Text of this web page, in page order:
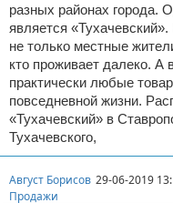
разных районах города.
является
не только местные
кто проживает далеко. А
практически любые
повседневной жизни.
«Тухачевский» в
Тухачевского,
Август Борисов 29-06-2019
Продажи